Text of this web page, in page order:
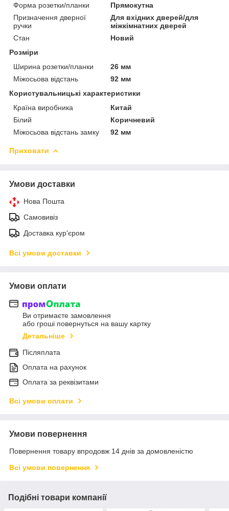
Форма розетки/планки
Прямокутна
Призначення дверної
ручки
Для вхідних дверей/для
міжкімнатних дверей
Стан
Новий
Розміри
Ширина розетки/планки
26 мм
Міжосьова відстань
92 мм
Користувальницькі характеристики
Країна виробника
Китай
Білий
Коричневий
Міжосьова відстань замку
92 мм
Приховати
Умови доставки
Нова Пошта
Самовивіз
Доставка кур'єром
Всі умови доставки
Умови оплати
Ви отримаєте замовлення
або гроші повернуться на вашу картку
Детальніше
Післяплата
Оплата на рахунок
Оплата за реквізитами
Всі умови оплати
Умови повернення
Повернення товару впродовж 14 днів за домовленістю
Всі умови повернення
Подібні товари компанії